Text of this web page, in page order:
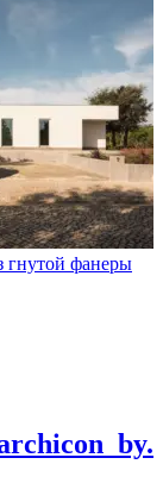
гнутой фанеры